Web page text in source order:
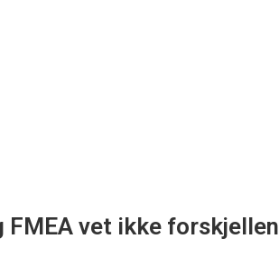
vet ikke forskjellen